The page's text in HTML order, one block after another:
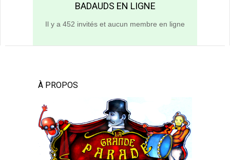
BADAUDS EN LIGNE
Il y a 452 invités et aucun membre en ligne
À PROPOS